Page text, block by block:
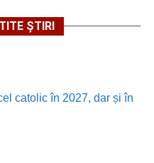
ȘTIRI
catolic în 2027, dar și în